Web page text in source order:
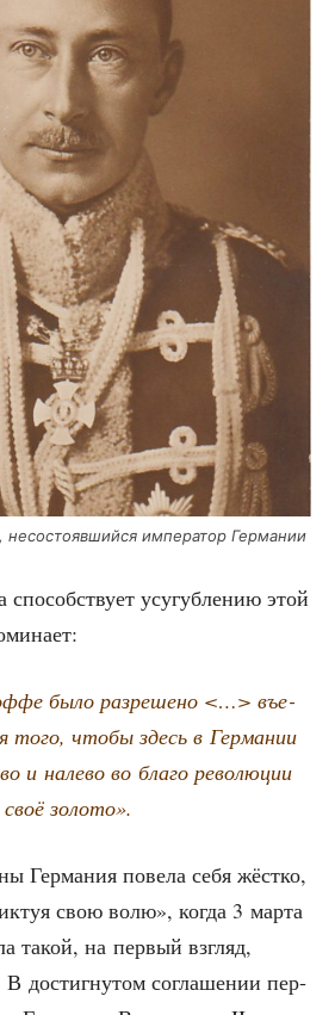
импе­ра­тор Германии
усу­губ­ле­нию этой
было раз­ре­ше­но <…> въе­
того, что­бы здесь в Гер­ма­нии
и нале­во во бла­го рево­лю­ции
своё золото».
Гер­ма­ния пове­ла себя жёст­ко,
свою волю», когда 3 мар­та
такой, на пер­вый взгляд,
В достиг­ну­том согла­ше­нии пер­